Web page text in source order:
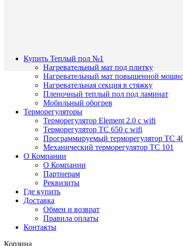
Купить Теплый пол №1
Нагревательный мат под плитку
Нагревательный мат повышенной
Нагревательная секция в стяжку
Пленочный теплый пол под ламинат
Мобильный обогрев
Терморегуляторы
Терморегулятор Element 2.0 с wifi
Терморегулятор ТС 650 с wifi
Программируемый терморегулятор ТС
Механический терморегулятор ТС 101
О Компании
О Компании
Партнерам
Реквизиты
Где купить
Доставка
Обмен и возврат
Правила оплаты
Контакты
Корзина